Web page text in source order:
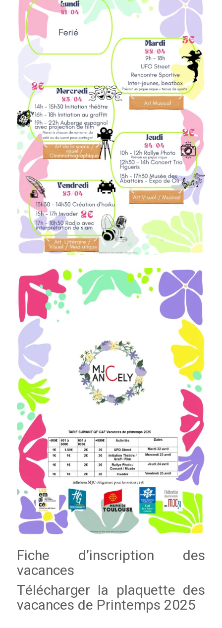
Fiche d’inscription des
vacances
Télécharger la plaquette des
vacances de Printemps 2025